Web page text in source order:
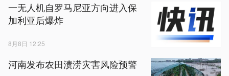
一无人机自罗马尼亚方向进入保
加利亚后爆炸
8月8日 12:25
河南发布农田渍涝灾害风险预警